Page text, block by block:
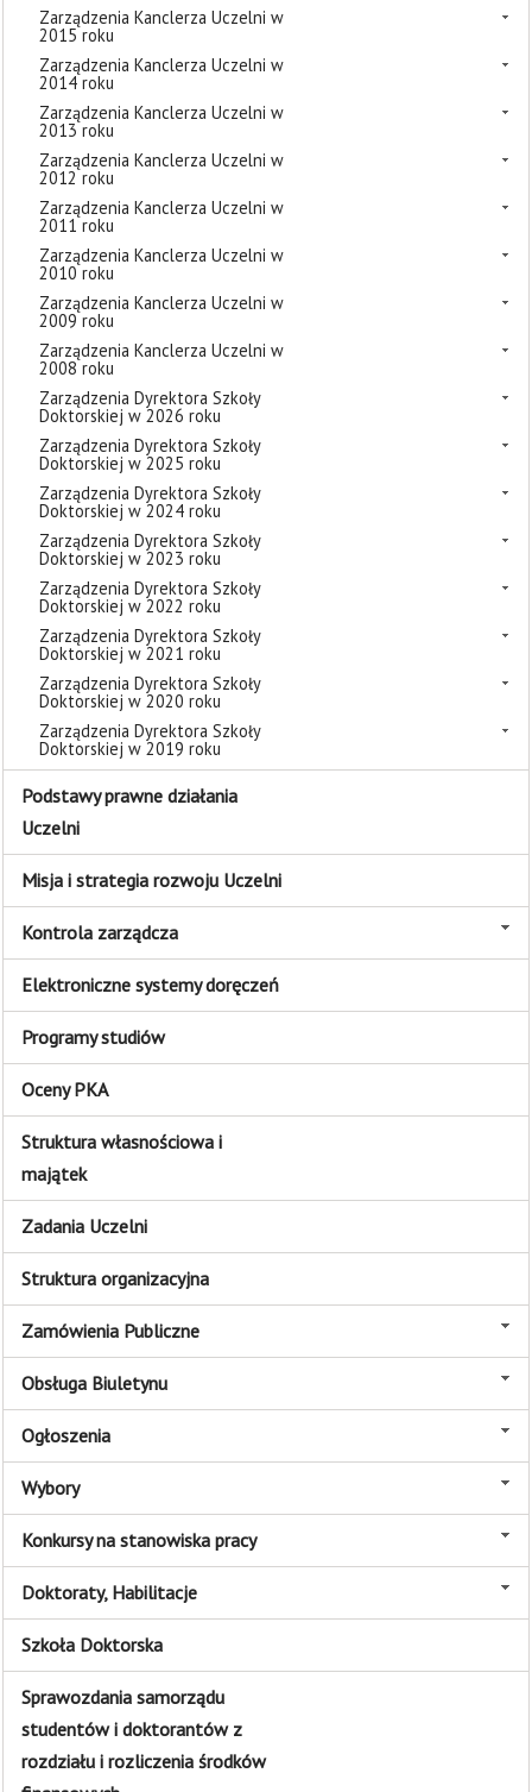
Zarządzenia Kanclerza Uczelni w
2015 roku
Zarządzenia Kanclerza Uczelni w
2014 roku
Zarządzenia Kanclerza Uczelni w
2013 roku
Zarządzenia Kanclerza Uczelni w
2012 roku
Zarządzenia Kanclerza Uczelni w
2011 roku
Zarządzenia Kanclerza Uczelni w
2010 roku
Zarządzenia Kanclerza Uczelni w
2009 roku
Zarządzenia Kanclerza Uczelni w
2008 roku
Zarządzenia Dyrektora Szkoły
Doktorskiej w 2026 roku
Zarządzenia Dyrektora Szkoły
Doktorskiej w 2025 roku
Zarządzenia Dyrektora Szkoły
Doktorskiej w 2024 roku
Zarządzenia Dyrektora Szkoły
Doktorskiej w 2023 roku
Zarządzenia Dyrektora Szkoły
Doktorskiej w 2022 roku
Zarządzenia Dyrektora Szkoły
Doktorskiej w 2021 roku
Zarządzenia Dyrektora Szkoły
Doktorskiej w 2020 roku
Zarządzenia Dyrektora Szkoły
Doktorskiej w 2019 roku
Podstawy prawne działania
Uczelni
Misja i strategia rozwoju Uczelni
Kontrola zarządcza
Elektroniczne systemy doręczeń
Programy studiów
Oceny PKA
Struktura własnościowa i
majątek
Zadania Uczelni
Struktura organizacyjna
Zamówienia Publiczne
Obsługa Biuletynu
Ogłoszenia
Wybory
Konkursy na stanowiska pracy
Doktoraty, Habilitacje
Szkoła Doktorska
Sprawozdania samorządu
studentów i doktorantów z
rozdziału i rozliczenia środków